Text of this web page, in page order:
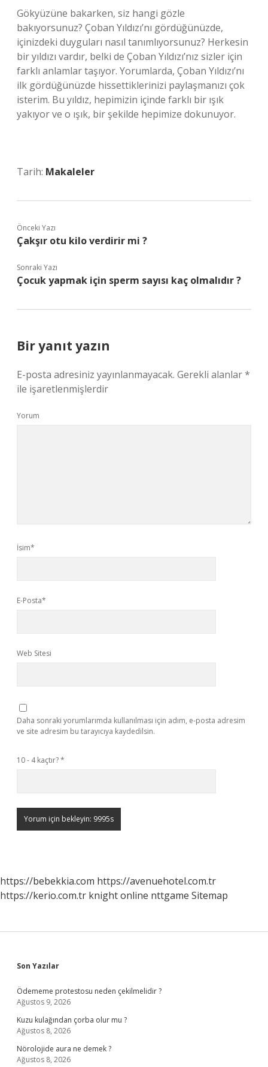
Gökyüzüne bakarken, siz hangi gözle
bakıyorsunuz? Çoban Yıldızı’nı gördüğünüzde,
içinizdeki duyguları nasıl tanımlıyorsunuz? Herkesin
bir yıldızı vardır, belki de Çoban Yıldızı’nız sizler için
farklı anlamlar taşıyor. Yorumlarda, Çoban Yıldızı’nı
ilk gördüğünüzde hissettiklerinizi paylaşmanızı çok
isterim. Bu yıldız, hepimizin içinde farklı bir ışık
yakıyor ve o ışık, bir şekilde hepimize dokunuyor.
Tarih: Makaleler
Önceki Yazı
Çakşır otu kilo verdirir mi ?
Sonraki Yazı
Çocuk yapmak için sperm sayısı kaç olmalıdır ?
Bir yanıt yazın
E-posta adresiniz yayınlanmayacak. Gerekli alanlar*
ile işaretlenmişlerdir
Yorum
İsim*
E-Posta*
Web Sitesi
Daha sonraki yorumlarımda kullanılması için adım, e-posta adresim
ve site adresim bu tarayıcıya kaydedilsin.
10 - 4 kaçtır?*
https://bebekkia.com https://avenuehotel.com.tr
https://kerio.com.tr knight online nttgame Sitemap
Sidebar
Son Yazılar
Ödememe protestosu neden çekilmelidir ?
Ağustos 9, 2026
Kuzu kulağından çorba olur mu ?
Ağustos 8, 2026
Nörolojide aura ne demek ?
Ağustos 8, 2026